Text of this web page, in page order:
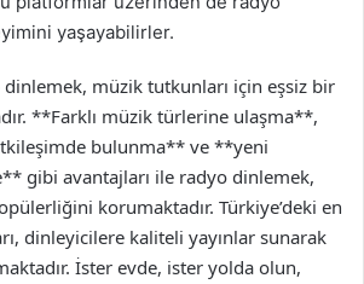
yaşayabilirler.
dinlemek, müzik tutkunları için eşsiz bir
**Farklı müzik türlerine ulaşma**,
bulunma** ve **yeni
gibi avantajları ile radyo dinlemek,
korumaktadır. Türkiye’deki en
dinleyicilere kaliteli yayınlar sunarak
İster evde, ister yolda olun,